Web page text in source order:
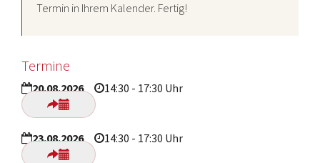
Termin in Ihrem Kalender. Fertig!
Termine
20.08.2026 14:30 - 17:30 Uhr
23.08.2026 14:30 - 17:30 Uhr